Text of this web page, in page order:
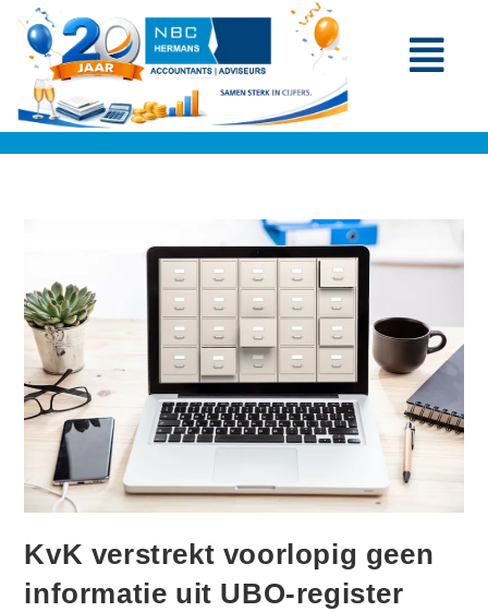
KvK verstrekt voorlopig geen
informatie uit UBO-register